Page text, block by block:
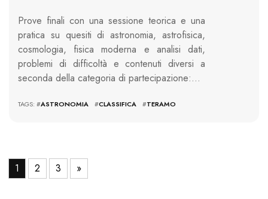
Prove finali con una sessione teorica e una
pratica su quesiti di astronomia, astrofisica,
cosmologia, fisica moderna e analisi dati,
problemi di difficoltà e contenuti diversi a
seconda della categoria di partecipazione:…
TAGS: #ASTRONOMIA #CLASSIFICA #TERAMO
1 2 3 »